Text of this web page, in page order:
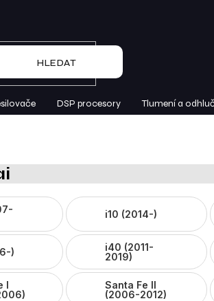
HLEDAT
DSP procesory Tlumení a
i10 (2014-)
)
i40 (2011-
2019)
I
Santa Fe II
(2006-2012)